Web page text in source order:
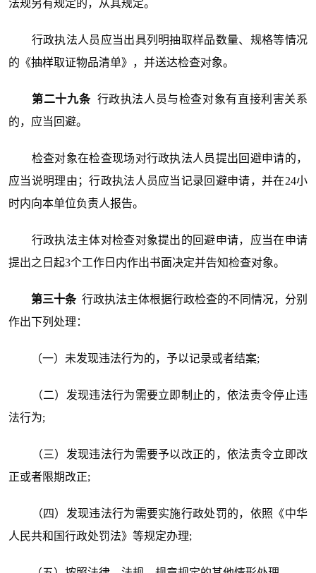
法规另有规定的，从其规定。
行政执法人员应当出具列明抽取样品数量、规格等情况
的《抽样取证物品清单》，并送达检查对象。
第二十九条 行政执法人员与检查对象有直接利害关系
的，应当回避。
检查对象在检查现场对行政执法人员提出回避申请的，
应当说明理由；行政执法人员应当记录回避申请，并在24小
时内向本单位负责人报告。
行政执法主体对检查对象提出的回避申请，应当在申请
提出之日起3个工作日内作出书面决定并告知检查对象。
第三十条 行政执法主体根据行政检查的不同情况，分别
作出下列处理：
（一）未发现违法行为的，予以记录或者结案;
（二）发现违法行为需要立即制止的，依法责令停止违
法行为;
（三）发现违法行为需要予以改正的，依法责令立即改
正或者限期改正;
（四）发现违法行为需要实施行政处罚的，依照《中华
人民共和国行政处罚法》等规定办理;